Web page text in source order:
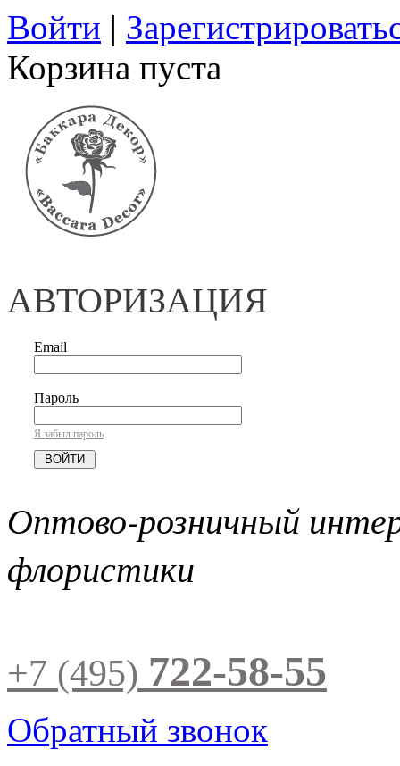
Войти |
Корзина пуста
АВТОРИЗАЦИЯ
Email
Пароль
Я забыл пароль
Оптово-розничный
флористики
+7 (495) 722-58-55
Обратный звонок